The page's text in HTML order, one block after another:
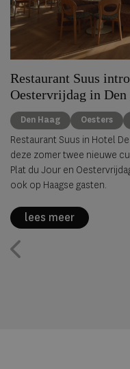
Restaurant Suus
Oestervrijdag in Den
Den Haag Oesters
Restaurant Suus in Hotel
deze zomer twee nieuwe
Plat du Jour en
ook op Haagse gasten.
lees meer